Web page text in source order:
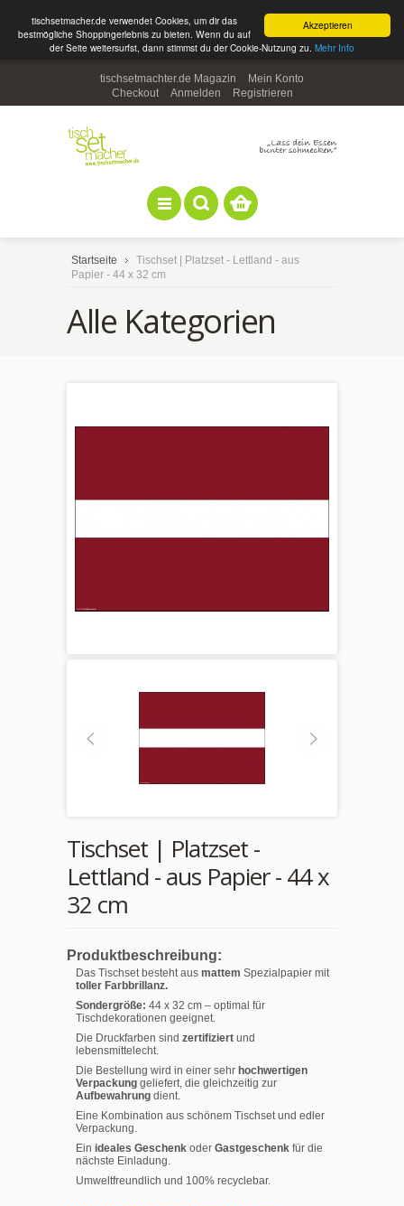
Akzeptieren
tischsetmacher.de verwendet Cookies, um dir das
bestmögliche Shoppingerlebnis zu bieten. Wenn du auf
der Seite weitersurfst, dann stimmst du der Cookie-Nutzung zu. Mehr Info
tischsetmachter.de Magazin
Mein Konto
Checkout
Anmelden Registrieren
Startseite
Tischset | Platzset - Lettland - aus
Papier - 44 x 32 cm
Alle Kategorien
Tischset | Platzset -
Lettland - aus Papier - 44 x
32 cm
Produktbeschreibung:
Das Tischset besteht aus mattem Spezialpapier mit
toller Farbbrillanz.
Sondergröße: 44 x 32 cm – optimal für
Tischdekorationen geeignet.
Die Druckfarben sind zertifiziert und
lebensmittelecht.
Die Bestellung wird in einer sehr hochwertigen
Verpackung geliefert, die gleichzeitig zur
Aufbewahrung dient.
Eine Kombination aus schönem Tischset und edler
Verpackung.
Ein ideales Geschenk oder Gastgeschenk für die
nächste Einladung.
Umweltfreundlich und 100% recyclebar.